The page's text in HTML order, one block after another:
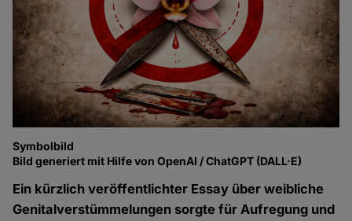
Symbolbild
Bild generiert mit Hilfe von OpenAI / ChatGPT (DALL·E)
Ein kürzlich veröffentlichter Essay über weibliche
Genitalverstümmelungen sorgte für Aufregung und